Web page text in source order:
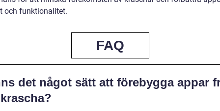
och funktionalitet.
FAQ
det något sätt att förebygga appar